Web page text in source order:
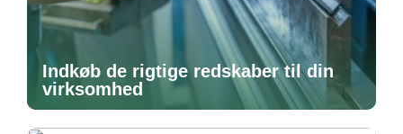
Indkøb de rigtige redskaber til din
virksomhed